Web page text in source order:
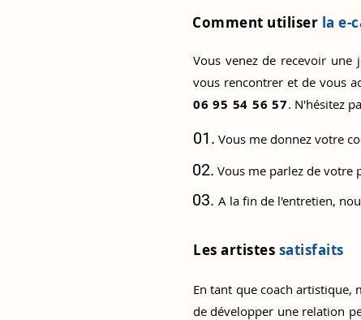
Comment utiliser la e-
Vous venez de recevoir une
vous rencontrer et de vous
06 95 54 56 57. N'hésitez
01. Vous me donnez votre
02. Vous me parlez de votre
03. A la fin de l'entretien,
Les artistes satisfaits
En tant que coach artistique,
de développer une relation